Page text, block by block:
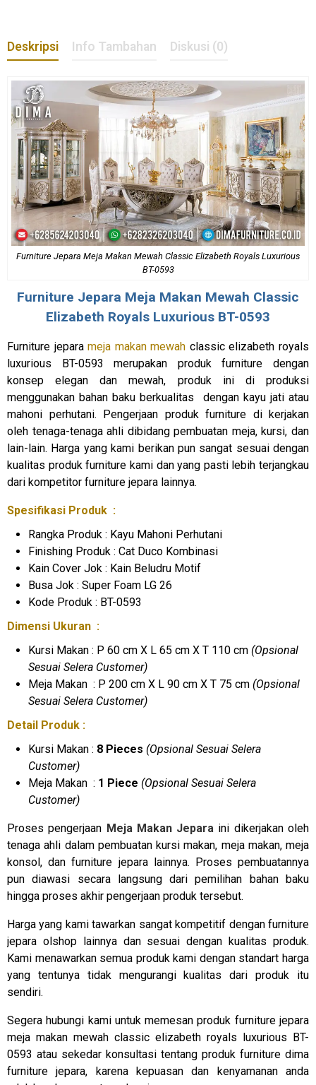
Deskripsi Info Tambahan Diskusi (0)
Furniture Jepara Meja Makan Mewah Classic Elizabeth Royals Luxurious
BT-0593
Furniture Jepara Meja Makan Mewah Classic
Elizabeth Royals Luxurious BT-0593
Furniture jeparameja makan mewah classic elizabeth royals
luxurious BT-0593 merupakan produk furniture dengan
konsep elegan dan mewah, produk ini di produksi
menggunakan bahan baku berkualitas dengan kayu jati atau
mahoni perhutani. Pengerjaan produk furniture di kerjakan
oleh tenaga-tenaga ahli dibidang pembuatan meja, kursi, dan
lain-lain. Harga yang kami berikan pun sangat sesuai dengan
kualitas produk furniture kami dan yang pasti lebih terjangkau
dari kompetitor furniture jepara lainnya.
Spesifikasi Produk :
Rangka Produk : Kayu Mahoni Perhutani
Finishing Produk : Cat Duco Kombinasi
Kain Cover Jok : Kain Beludru Motif
Busa Jok : Super Foam LG 26
Kode Produk : BT-0593
Dimensi Ukuran :
Kursi Makan : P 60 cm X L 65 cm X T 110 cm (Opsional
Sesuai Selera Customer)
Meja Makan : P 200 cm X L 90 cm X T 75 cm (Opsional
Sesuai Selera Customer)
Detail Produk :
Kursi Makan : 8 Pieces (Opsional Sesuai Selera
Customer)
Meja Makan : 1 Piece (Opsional Sesuai Selera
Customer)
Proses pengerjaan Meja Makan Jepara ini dikerjakan oleh
tenaga ahli dalam pembuatan kursi makan, meja makan, meja
konsol, dan furniture jepara lainnya. Proses pembuatannya
pun diawasi secara langsung dari pemilihan bahan baku
hingga proses akhir pengerjaan produk tersebut.
Harga yang kami tawarkan sangat kompetitif dengan furniture
jepara olshop lainnya dan sesuai dengan kualitas produk.
Kami menawarkan semua produk kami dengan standart harga
yang tentunya tidak mengurangi kualitas dari produk itu
sendiri.
Segera hubungi kami untuk memesan produk furniture jepara
meja makan mewah classic elizabeth royals luxurious BT-
0593 atau sekedar konsultasi tentang produk furniture dima
furniture jepara, karena kepuasan dan kenyamanan anda